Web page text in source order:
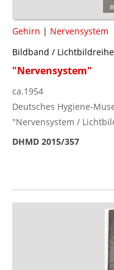
Gehirn | Nervensystem
Bildband /
"Nervensystem"
ca.1954
Deutsches Hygiene-
"Nervensystem /
DHMD 2015/357